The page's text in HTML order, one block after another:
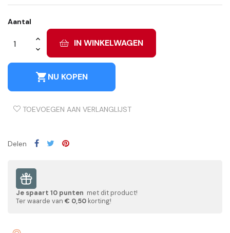
Aantal
IN WINKELWAGEN
shopping_cartNU KOPEN
TOEVOEGEN AAN VERLANGLIJST
Delen
Je spaart 10 punten met dit product!
Ter waarde van € 0,50 korting!